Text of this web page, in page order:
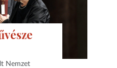
Nemzet